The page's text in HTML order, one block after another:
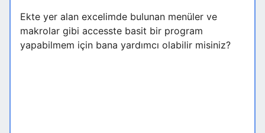
Ekte yer alan excelimde bulunan menüler ve
makrolar gibi accesste basit bir program
yapabilmem için bana yardımcı olabilir misiniz?